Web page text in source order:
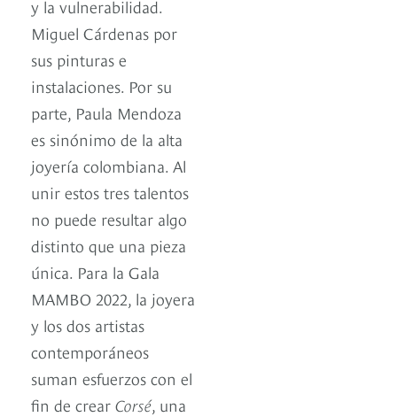
y la vulnerabilidad.
Miguel Cárdenas por
sus pinturas e
instalaciones. Por su
parte, Paula Mendoza
es sinónimo de la alta
joyería colombiana. Al
unir estos tres talentos
no puede resultar algo
distinto que una pieza
única. Para la Gala
MAMBO 2022, la joyera
y los dos artistas
contemporáneos
suman esfuerzos con el
fin de crear Corsé, una